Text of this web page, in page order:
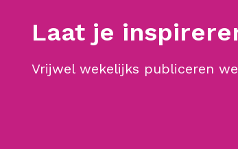
Laat je
Vrijwel wekelijks publiceren